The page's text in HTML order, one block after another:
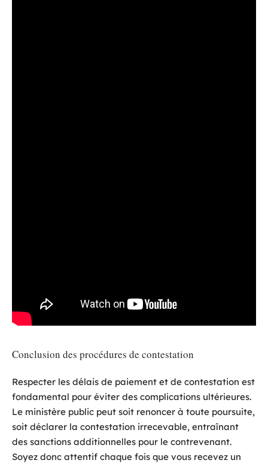
Conclusion des procédures de contestation
Respecter les délais de paiement et de contestation est
fondamental pour éviter des complications ultérieures.
Le ministère public peut soit renoncer à toute poursuite,
soit déclarer la contestation irrecevable, entraînant
des sanctions additionnelles pour le contrevenant.
Soyez donc attentif chaque fois que vous recevez un